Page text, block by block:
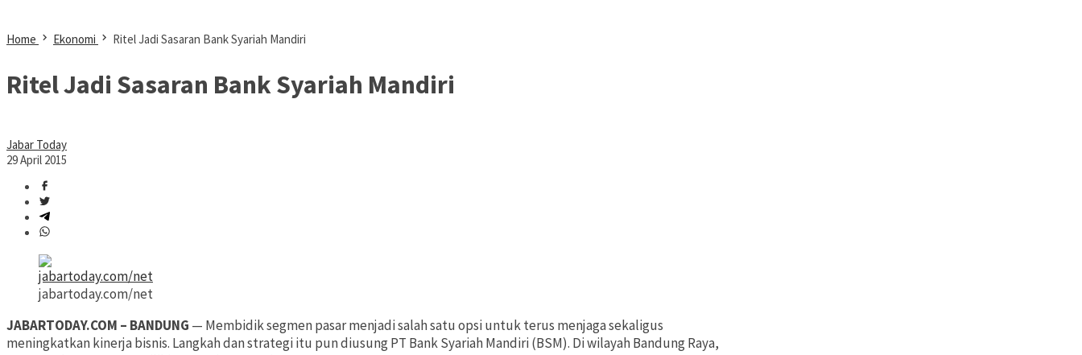
Home Ekonomi Ritel Jadi Sasaran Bank Syariah Mandiri
Ritel Jadi Sasaran Bank Syariah Mandiri
Jabar Today
29 April 2015
jabartoday.com/net
JABARTODAY.COM – BANDUNG — Membidik segmen pasar menjadi salah satu opsi untuk terus menjaga sekaligus
meningkatkan kinerja bisnis. Langkah dan strategi itu pun diusung PT Bank Syariah Mandiri (BSM). Di wilayah Bandung Raya,